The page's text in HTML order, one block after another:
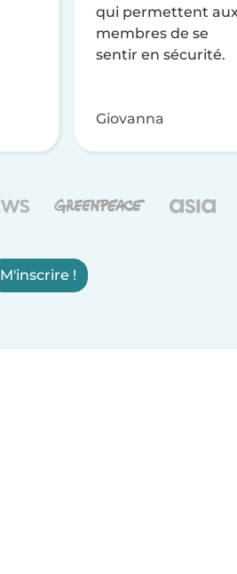
qui permettent
membres de se
sentir en sécurité.
Giovanna
M'inscrire !